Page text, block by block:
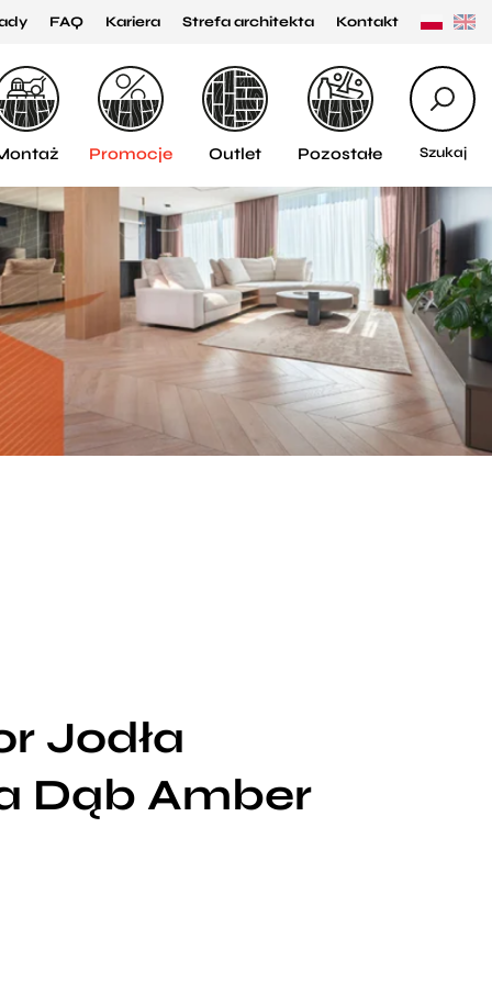
FAQ Kariera Strefa architekta Kontakt
Szukaj
Promocje Outlet Pozostałe
Jodła
Dąb Amber